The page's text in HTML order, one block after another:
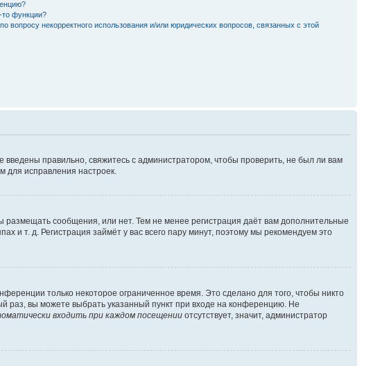
то функции?
вопросу некорректного использования и/или юридических вопросов, связанных с этой
правильно, свяжитесь с администратором, чтобы проверить, не был ли вам
для исправления настроек.
размещать сообщения, или нет. Тем не менее регистрация даёт вам дополнительные
и т. д. Регистрация займёт у вас всего пару минут, поэтому мы рекомендуем это
только некоторое ограниченное время. Это сделано для того, чтобы никто
раз, вы можете выбрать указанный пункт при входе на конференцию. Не
входить при каждом посещении отсутствует, значит, администратор